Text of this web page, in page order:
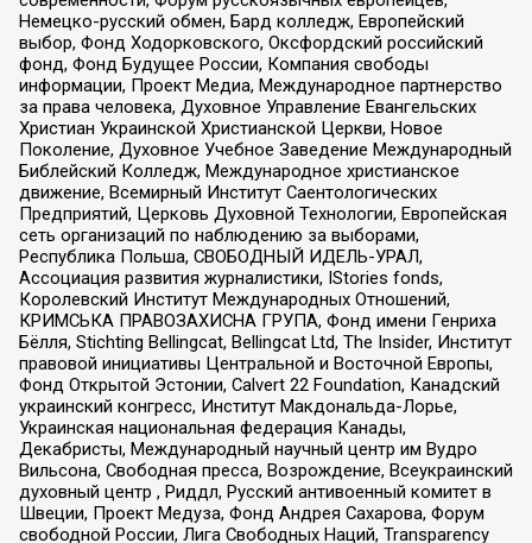
Немецко-русский обмен, Бард колледж, Европейский
выбор, Фонд Ходорковского, Оксфордский российский
фонд, Фонд Будущее России, Компания свободы
информации, Проект Медиа, Международное партнерство
за права человека, Духовное Управление Евангельских
Христиан Украинской Христианской Церкви, Новое
Поколение, Духовное Учебное Заведение Международный
Библейский Колледж, Международное христианское
движение, Всемирный Институт Саентологических
Предприятий, Церковь Духовной Технологии, Европейская
сеть организаций по наблюдению за выборами,
Республика Польша, СВОБОДНЫЙ ИДЕЛЬ-УРАЛ,
Ассоциация развития журналистики, IStories fonds,
Королевский Институт Международных Отношений,
КРИМСЬКА ПРАВОЗАХИСНА ГРУПА, Фонд имени Генриха
Бёлля, Stichting Bellingcat, Bellingcat Ltd, The Insider, Институт
правовой инициативы Центральной и Восточной Европы,
Фонд Открытой Эстонии, Calvert 22 Foundation, Канадский
украинский конгресс, Институт Макдональда-Лорье,
Украинская национальная федерация Канады,
Декабристы, Международный научный центр им Вудро
Вильсона, Свободная пресса, Возрождение, Всеукраинский
духовный центр , Риддл, Русский антивоенный комитет в
Швеции, Проект Медуза, Фонд Андрея Сахарова, Форум
свободной России, Лига Свободных Наций, Transparеncy